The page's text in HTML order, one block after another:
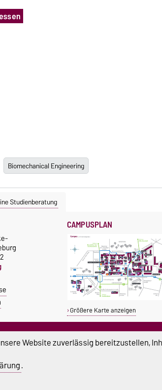
Biomechanical Engineering
Studienberatung
CAMPUSPLAN
Größere Karte anzeigen
SERVICE
Beratung und Unterstützung
Website zuverlässig bereitzustellen,
.